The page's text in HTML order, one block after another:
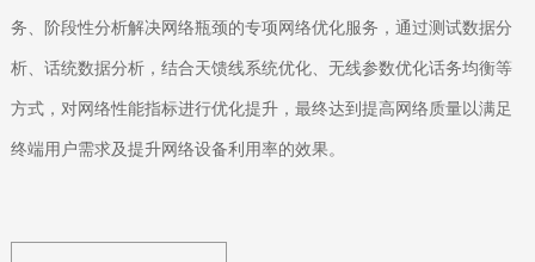
务、阶段性分析解决网络瓶颈的专项网络优化服务，通过测试数据分
析、话统数据分析，结合天馈线系统优化、无线参数优化话务均衡等
方式，对网络性能指标进行优化提升，最终达到提高网络质量以满足
终端用户需求及提升网络设备利用率的效果。